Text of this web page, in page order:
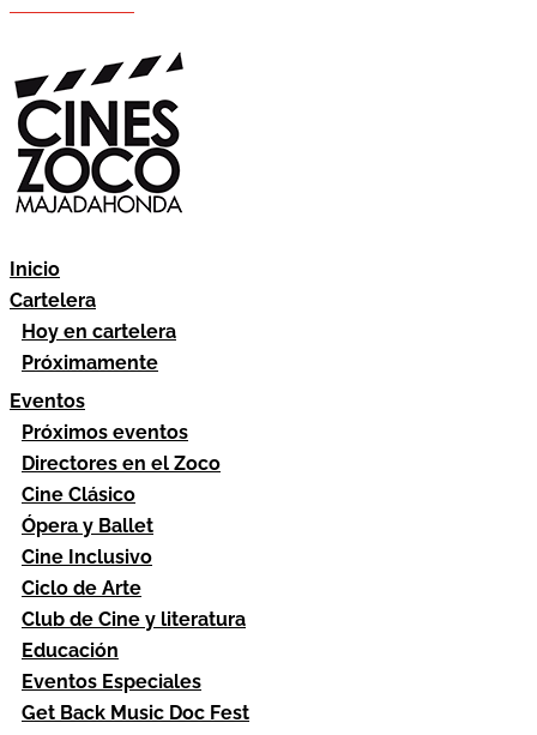
Inicio
Cartelera
Hoy en cartelera
Próximamente
Eventos
Próximos eventos
Directores en el Zoco
Cine Clásico
Ópera y Ballet
Cine Inclusivo
Ciclo de Arte
Club de Cine y literatura
Educación
Eventos Especiales
Get Back Music Doc Fest